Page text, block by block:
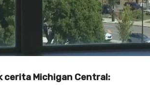
cerita Michigan Central: